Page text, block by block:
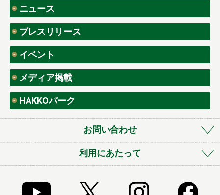
ニュース
プレスリリース
イベント
メディア掲載
HAKKOパーク
お問い合わせ
利用にあたって